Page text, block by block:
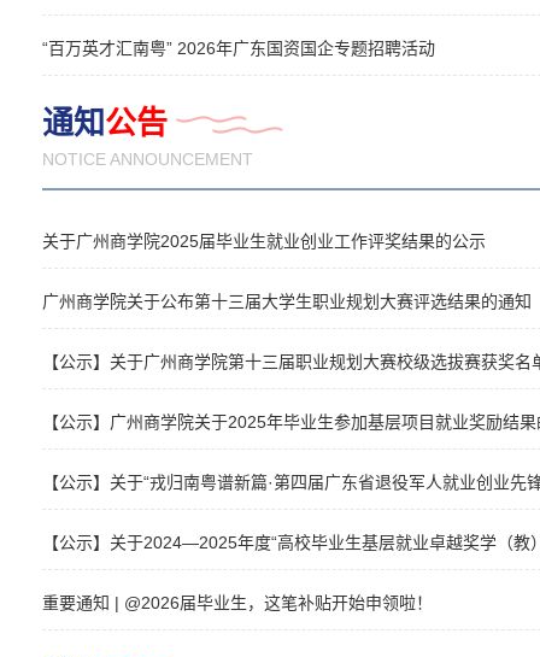
“百万英才汇南粤” 2026年广东国资国企专题招聘活动
通知公告
NOTICE ANNOUNCEMENT
关于广州商学院2025届毕业生就业创业工作评奖结果的公示
广州商学院关于公布第十三届大学生职业规划大赛评选结果的通知
【公示】关于广州商学院第十三届职业规划大赛校级选拔赛获奖名
【公示】广州商学院关于2025年毕业生参加基层项目就业奖励结
【公示】关于“戎归南粤谱新篇·第四届广东省退役军人就业创业先
【公示】关于2024—2025年度“高校毕业生基层就业卓越奖学（教
重要通知 | @2026届毕业生，这笔补贴开始申领啦！